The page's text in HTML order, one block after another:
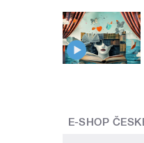
E-SHOP